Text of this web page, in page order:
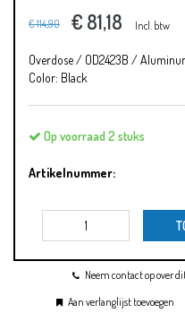
€ 114,90 € 81,18 Incl. btw
Overdose / OD2423B /
Color: Black
Op voorraad 2 stuks
Artikelnummer:
Neem contact op over
Aan verlanglijst toevoegen